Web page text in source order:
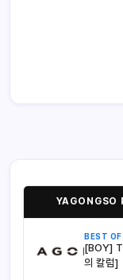
YAGONGSO
BEST OF
[BOY]
의 칼럼]